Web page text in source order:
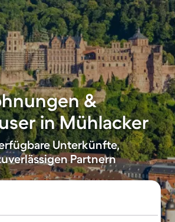
&
in Mühlacker
Unterkünfte,
Partnern